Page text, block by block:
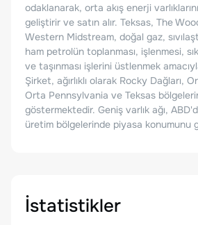
odaklanarak, orta akış enerji
geliştirir ve satın alır. Teksas, The
Western Midstream, doğal gaz,
ham petrolün toplanması, işlenmesi,
ve taşınması işlerini üstlenmek
Şirket, ağırlıklı olarak Rocky Dağları,
Orta Pennsylvania ve Teksas
göstermektedir. Geniş varlık ağı,
üretim bölgelerinde piyasa konumunu
İstatistikler